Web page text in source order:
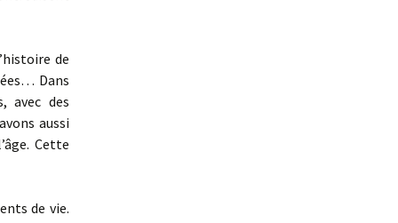
de
Dans
avec des
aussi
Cette
de vie.